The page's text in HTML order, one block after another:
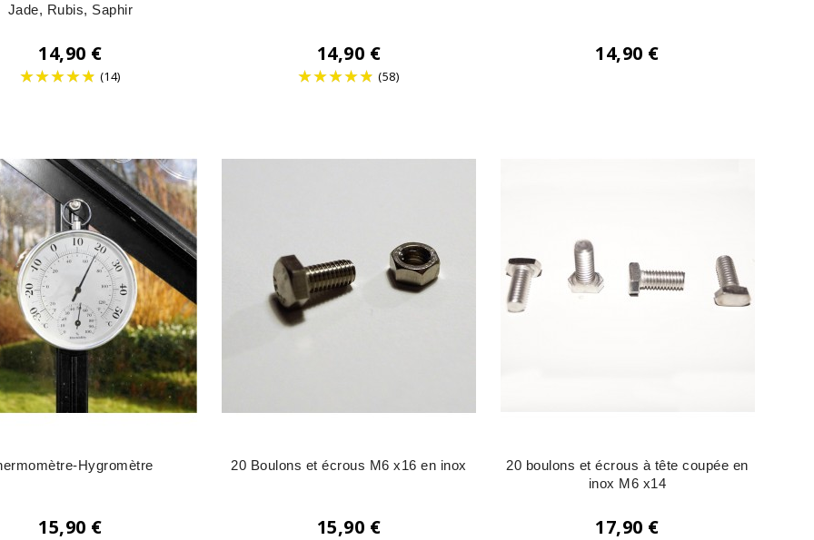
Jade, Rubis, Saphir
14,90 €
(14)
14,90 €
(58)
14,90 €
Hygromètre
15,90 €
20 Boulons et écrous M6 x16 en inox
15,90 €
20 boulons et écrous à tête coupée en
inox M6 x14
17,90 €